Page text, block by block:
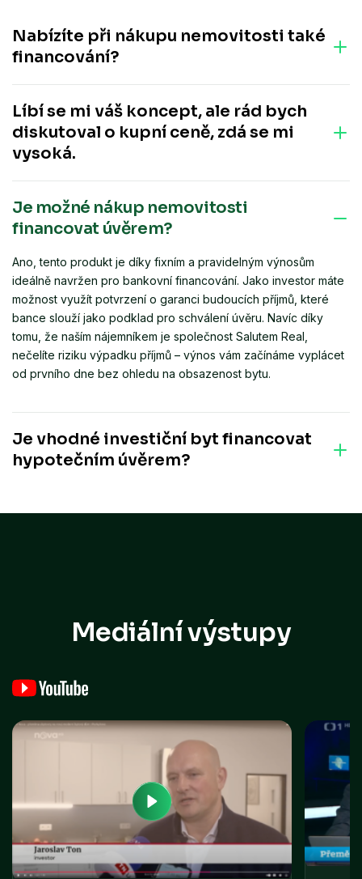
kategorie:
Nabízíte při nákupu nemovitosti také
financování?
doporučíme naše ověřené a licencované finanční poradce,
kteří vám s nastavením financování pomohou.
Líbí se mi váš koncept, ale rád bych
diskutoval o kupní ceně, zdá se mi
vysoká.
příležitost za investici zajištěnou nemovitostí. Kupní cenu nelze
vnímat izolovaně, ale v kontextu možnosti garantovaného
smluvně zajistíme pravidelný výnos až 6,1 % z celkové
investované částky.
Je možné nákup nemovitosti
financovat úvěrem?
Ano, tento produkt je díky fixním a pravidelným výnosům
ideálně navržen pro bankovní financování. Jako investor máte
možnost využít potvrzení o garanci budoucích příjmů, které
bance slouží jako podklad pro schválení úvěru. Navíc díky
tomu, že naším nájemníkem je společnost Salutem Real,
nečelíte riziku výpadku příjmů – výnos vám začínáme vyplácet
od prvního dne bez ohledu na obsazenost bytu.
Je vhodné investiční byt financovat
hypotečním úvěrem?
dávala finančně smysl, je nutné správně nastavit poměr
Mediální výstupy